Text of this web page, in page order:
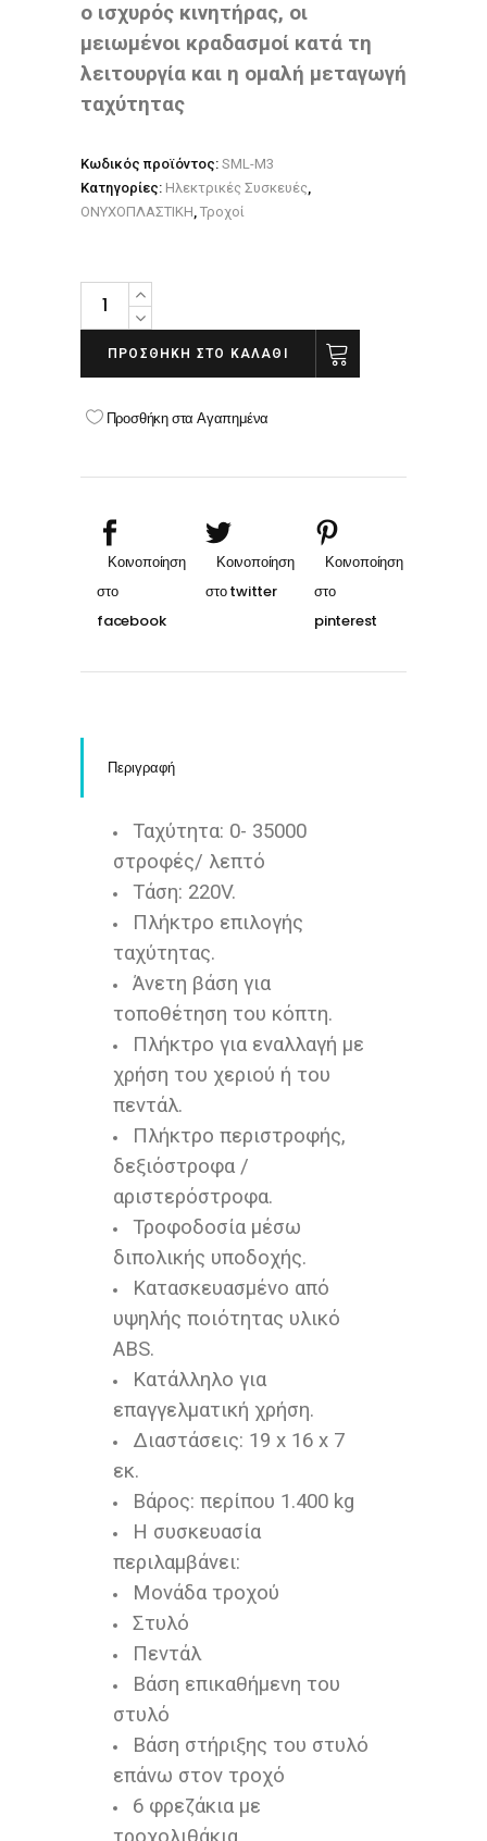
ο ισχυρός κινητήρας, οι
μειωμένοι κραδασμοί κατά τη
λειτουργία και η ομαλή μεταγωγή
ταχύτητας
Κωδικός προϊόντος: SML-M3
Κατηγορίες: Ηλεκτρικές Συσκευές,
ΟΝΥΧΟΠΛΑΣΤΙΚΗ, Τροχοί
Τροχός
Επαγγελματικός
Μανικιούρ
quantity
ΠΡΟΣΘΉΚΗ ΣΤΟ ΚΑΛΆΘΙ
Προσθήκη στα Αγαπημένα
Περιγραφή
Ταχύτητα: 0- 35000
στροφές/ λεπτό
Τάση: 220V.
Πλήκτρο επιλογής
ταχύτητας.
Άνετη βάση για
τοποθέτηση του κόπτη.
Πλήκτρο για εναλλαγή με
χρήση του χεριού ή του
πεντάλ.
Πλήκτρο περιστροφής,
δεξιόστροφα /
αριστερόστροφα.
Τροφοδοσία μέσω
διπολικής υποδοχής.
Κατασκευασμένο από
υψηλής ποιότητας υλικό
ABS.
Κατάλληλο για
επαγγελματική χρήση.
Διαστάσεις: 19 x 16 x 7
εκ.
Βάρος: περίπου 1.400 kg
Η συσκευασία
περιλαμβάνει:
Μονάδα τροχού
Στυλό
Πεντάλ
Βάση επικαθήμενη του
στυλό
Βάση στήριξης του στυλό
επάνω στον τροχό
6 φρεζάκια με